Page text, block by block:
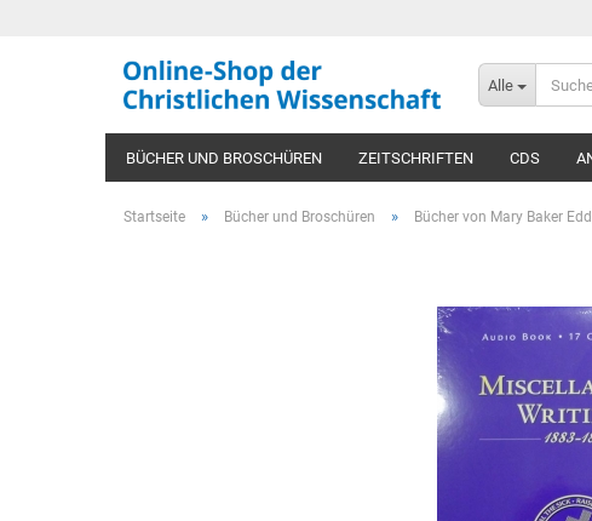
Alle
BÜCHER UND BROSCHÜREN ZEITSCHRIFTEN CDS
Startseite » Bücher und Broschüren » Bücher von Mary Baker